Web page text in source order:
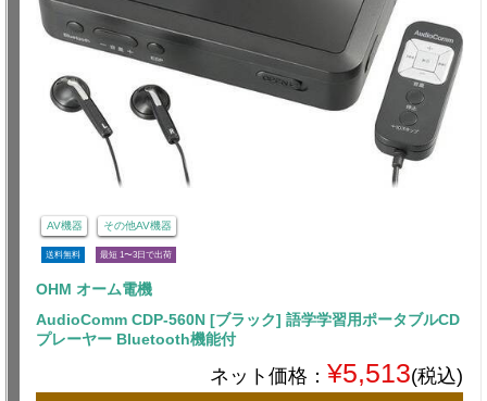
AV機器 その他AV機器
送料無料 最短 1〜3日で出荷
OHM オーム電機
AudioComm CDP-560N [ブラック] 語学学習用ポータブルCD
プレーヤー Bluetooth機能付
ネット価格： ¥5,513(税込)